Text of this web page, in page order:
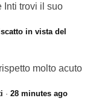
Inti trovi il suo
in vista del
molto acuto
· 28 minutes ago